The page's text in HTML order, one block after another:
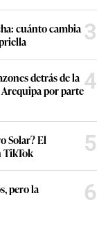
cuánto cambia 3
detrás de la
por parte4
Solar? El
TikTok
5
pero la
6